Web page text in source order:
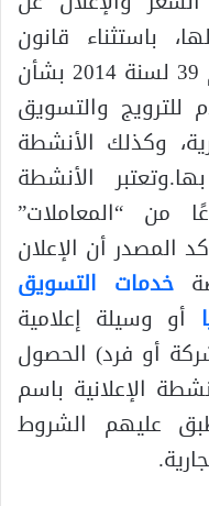
باستثناء قانون
الشركات التجارية، القانون رقم 39 لسنة 2014 بشأن
للترويج والتسويق
وكذلك الأنشطة
الأنشطة
من “المعاملات”
المصدر أن الإعلان
خدمات التسويق
أو وسيلة إعلامية
أو فرد) الحصول
الإعلانية باسم
عليهم الشروط